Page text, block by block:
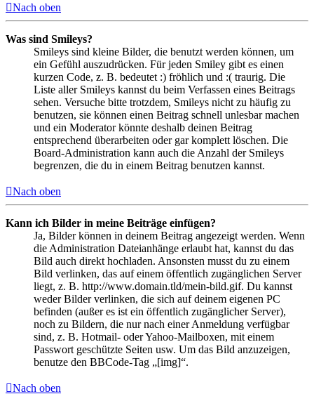
Nach oben
Was sind Smileys?
Smileys sind kleine Bilder, die benutzt werden können, um
ein Gefühl auszudrücken. Für jeden Smiley gibt es einen
kurzen Code, z. B. bedeutet :) fröhlich und :( traurig. Die
Liste aller Smileys kannst du beim Verfassen eines Beitrags
sehen. Versuche bitte trotzdem, Smileys nicht zu häufig zu
benutzen, sie können einen Beitrag schnell unlesbar machen
und ein Moderator könnte deshalb deinen Beitrag
entsprechend überarbeiten oder gar komplett löschen. Die
Board-Administration kann auch die Anzahl der Smileys
begrenzen, die du in einem Beitrag benutzen kannst.
Nach oben
Kann ich Bilder in meine Beiträge einfügen?
Ja, Bilder können in deinem Beitrag angezeigt werden. Wenn
die Administration Dateianhänge erlaubt hat, kannst du das
Bild auch direkt hochladen. Ansonsten musst du zu einem
Bild verlinken, das auf einem öffentlich zugänglichen Server
liegt, z. B. http://www.domain.tld/mein-bild.gif. Du kannst
weder Bilder verlinken, die sich auf deinem eigenen PC
befinden (außer es ist ein öffentlich zugänglicher Server),
noch zu Bildern, die nur nach einer Anmeldung verfügbar
sind, z. B. Hotmail- oder Yahoo-Mailboxen, mit einem
Passwort geschützte Seiten usw. Um das Bild anzuzeigen,
benutze den BBCode-Tag „[img]“.
Nach oben